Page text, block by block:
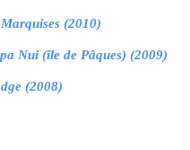
(2010)
Nui (île de Pâques) (2009)
(2008)